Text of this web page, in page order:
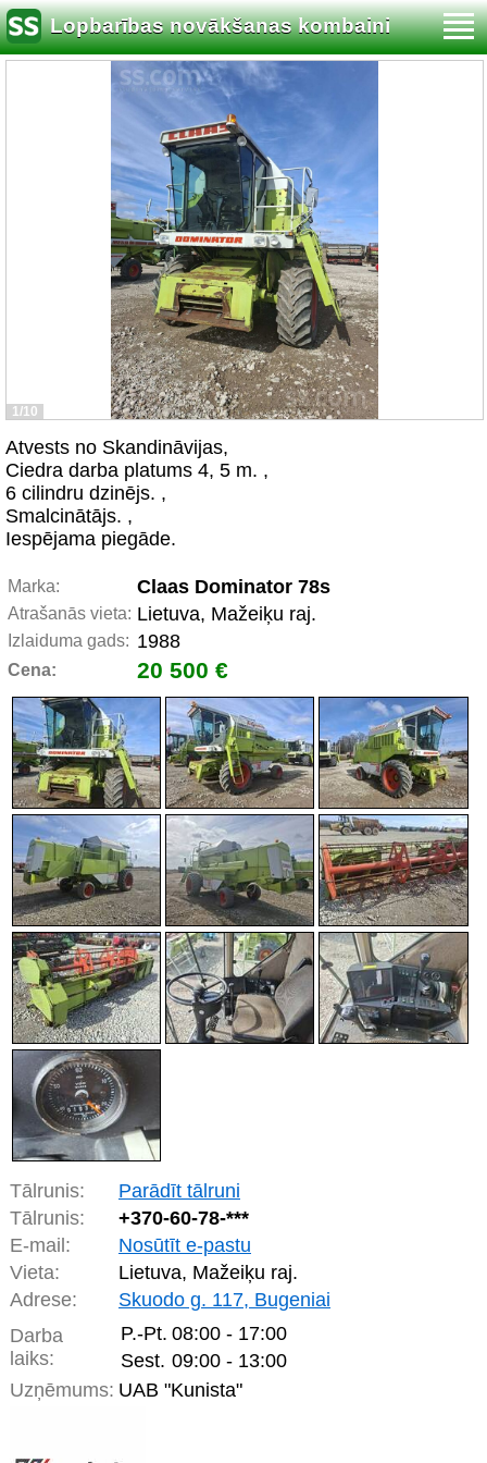
Lopbarības novākšanas kombaini
1/10
Atvests no Skandināvijas,
Ciedra darba platums 4, 5 m. ,
6 cilindru dzinējs. ,
Smalcinātājs. ,
Iespējama piegāde.
Marka: Claas Dominator 78s
Atrašanās vieta: Lietuva, Mažeiķu raj.
Izlaiduma gads: 1988
Cena: 20 500 €
Tālrunis:
Parādīt tālruni
Tālrunis:
+370-60-78-***
E-mail:
Nosūtīt e-pastu
Vieta:
Lietuva, Mažeiķu raj.
Adrese:
Skuodo g. 117, Bugeniai
Darba
laiks:
P.-Pt. 08:00 - 17:00
Sest. 09:00 - 13:00
Uzņēmums: UAB "Kunista"